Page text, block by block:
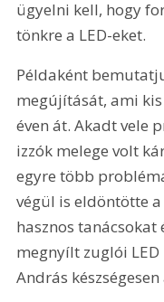
ügyelni kell, hogy
tönkre a LED-eket.
Példaként
megújítását, ami
éven át. Akadt vele
izzók melege volt
egyre több
végül is eldöntötte
hasznos
megnyílt zuglói LED
András